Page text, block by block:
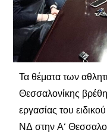
Τα θέματα των
Θεσσαλονίκης
εργασίας του
ΝΔ στην Α’